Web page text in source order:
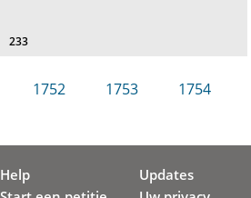
233
1752 1753 1754
Help
Updates